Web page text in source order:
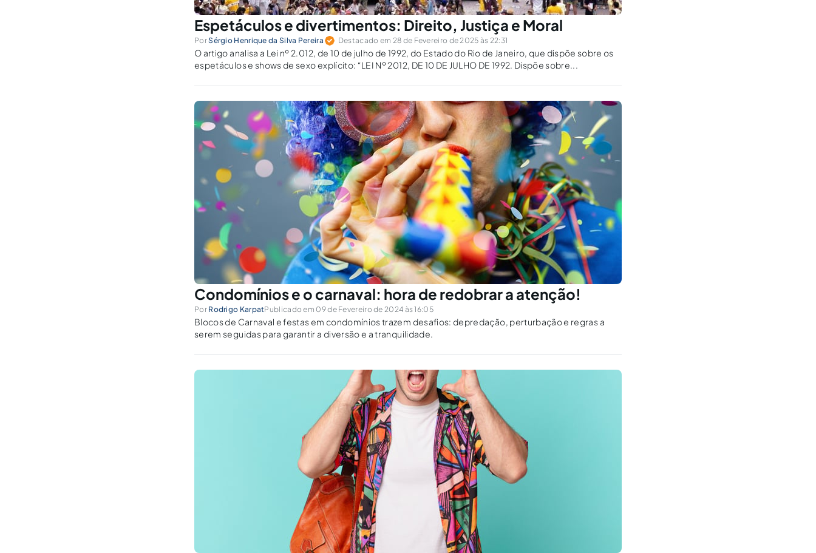
Espetáculos e divertimentos: Direito, Justiça e Moral
PorSérgio Henrique da Silva Pereira Destacado em 28 de Fevereiro de 2025 às 22:31
O artigo analisa a Lei nº 2.012, de 10 de julho de 1992, do Estado do Rio de Janeiro, que dispõe sobre os
espetáculos e shows de sexo explícito: “LEI Nº 2012, DE 10 DE JULHO DE 1992. Dispõe sobre...
Condomínios e o carnaval: hora de redobrar a atenção!
Por Rodrigo KarpatPublicado em 09 de Fevereiro de 2024 às 16:05
Blocos de Carnaval e festas em condomínios trazem desafios: depredação, perturbação e regras a
serem seguidas para garantir a diversão e a tranquilidade.